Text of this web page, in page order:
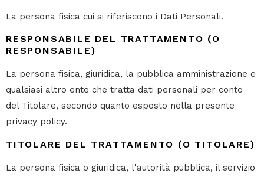
La persona fisica cui si riferiscono i Dati Personali.
RESPONSABILE DEL TRATTAMENTO (O
RESPONSABILE)
La persona fisica, giuridica, la pubblica amministrazione e
qualsiasi altro ente che tratta dati personali per conto
del Titolare, secondo quanto esposto nella presente
privacy policy.
TITOLARE DEL TRATTAMENTO (O TITOLARE)
La persona fisica o giuridica, l'autorità pubblica, il servizio